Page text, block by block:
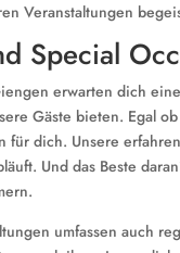
Veranstaltungen
Special
erwarten dich
Gäste bieten. Egal
für dich. Unsere
Und das Beste
umfassen auch